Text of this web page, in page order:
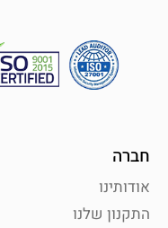
חברה
אודותינו
התקנון שלנו